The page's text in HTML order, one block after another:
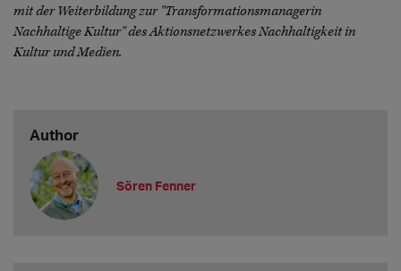
mit der Weiterbildung zur "Transformationsmanagerin
Nachhaltige Kultur" des Aktionsnetzwerkes Nachhaltigkeit in
Kultur und Medien.
Author
Sören Fenner